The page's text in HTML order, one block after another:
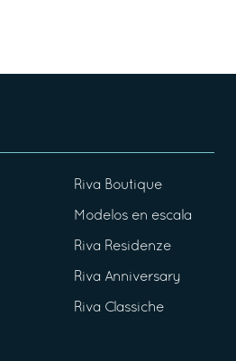
Riva Boutique
Modelos en escala
Riva Residenze
Riva Anniversary
Riva Classiche